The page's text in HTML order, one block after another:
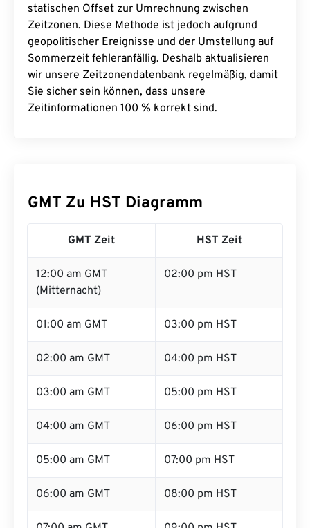
statischen Offset zur Umrechnung zwischen
Zeitzonen. Diese Methode ist jedoch aufgrund
geopolitischer Ereignisse und der Umstellung auf
Sommerzeit fehleranfällig. Deshalb aktualisieren
wir unsere Zeitzonendatenbank regelmäßig, damit
Sie sicher sein können, dass unsere
Zeitinformationen 100 % korrekt sind.
GMT Zu HST Diagramm
GMT Zeit HST Zeit
12:00 am GMT
(Mitternacht)
02:00 pm HST
01:00 am GMT 03:00 pm HST
02:00 am GMT 04:00 pm HST
03:00 am GMT 05:00 pm HST
04:00 am GMT 06:00 pm HST
05:00 am GMT 07:00 pm HST
06:00 am GMT 08:00 pm HST